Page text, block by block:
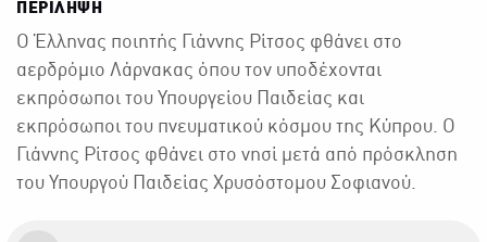
ΠΕΡΙΛΗΨΗ
Ο Έλληνας ποιητής Γιάννης Ρίτσος φθάνει στο
αερδρόμιο Λάρνακας όπου τον υποδέχονται
εκπρόσωποι του Υπουργείου Παιδείας και
εκπρόσωποι του πνευματικού κόσμου της Κύπρου. Ο
Γιάννης Ρίτσος φθάνει στο νησί μετά από πρόσκληση
του Υπουργού Παιδείας Χρυσόστομου Σοφιανού.